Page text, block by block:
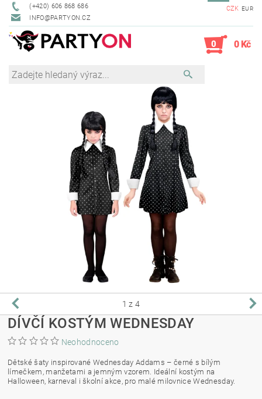
(+420) 606 868 686
INFO@PARTYON.CZ
CZK EUR
0 0 Kč
1 z 4
DÍVČÍ KOSTÝM WEDNESDAY
Neohodnoceno
Dětské šaty inspirované Wednesday Addams – černé s bílým
límečkem, manžetami a jemným vzorem. Ideální kostým na
Halloween, karneval i školní akce, pro malé milovnice Wednesday.